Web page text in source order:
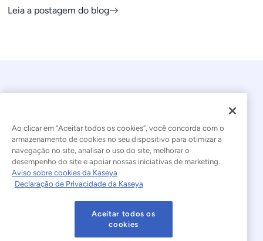
Leia a postagem do blog
© 2026 Kaseya. Todos os direitos reservados.
Português Brasileiro
Declaração sobre a Escravidão Moderna
Termos de Uso do Site Declaração de Privacidade
Ao clicar em “Aceitar todos os cookies”, você concorda com o
armazenamento de cookies no seu dispositivo para otimizar a
navegação no site, analisar o uso do site, melhorar o
desempenho do site e apoiar nossas iniciativas de marketing.
Aviso sobre cookies da Kaseya
Declaração de Privacidade da Kaseya
Aceitar todos os
cookies